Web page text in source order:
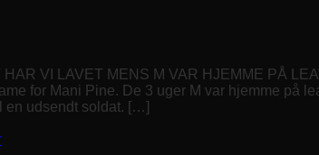
VI LAVET MENS M VAR HJEMME PÅ
for Mani Pine. De 3 uger M var hjemme
en udsendt soldat. […]